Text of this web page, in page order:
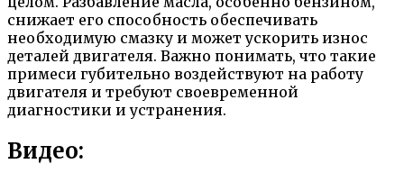
снижает его способность обеспечивать
необходимую смазку и может ускорить износ
деталей двигателя. Важно понимать, что такие
примеси губительно воздействуют на работу
двигателя и требуют своевременной
диагностики и устранения.
Видео: